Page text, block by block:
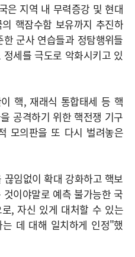
은 지역 내 무력증강 및 현대
핵잠수함 보유까지 추진하
군사 연습들과 정탐행위들
세를 극도로 악화시키고 있
핵, 재래식 통합태세 등 핵
공격하기 위한 핵전쟁 기구
모의판을 또 다시 벌려놓은
임없이 확대 강화하고 핵보
이야말로 예측 불가능한 국
, 자신 있게 대처할 수 있는
데 대해 일치하게 인정"했